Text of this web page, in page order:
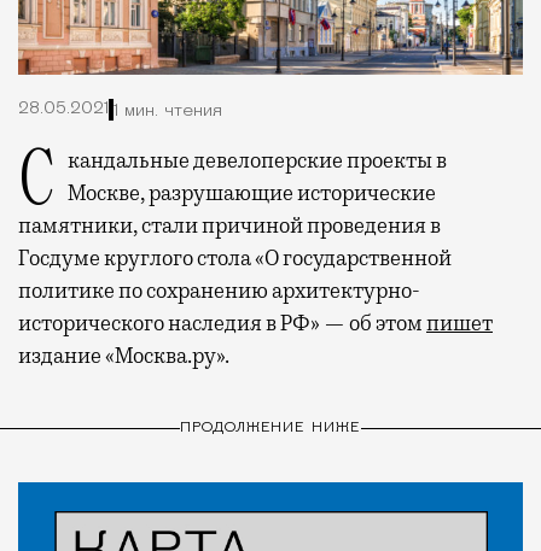
28.05.2021 1 мин. чтения
Скандальные девелоперские проекты в Москве, разрушающие исторические
памятники, стали причиной проведения в
Госдуме круглого стола «О государственной
политике по сохранению архитектурно-
исторического наследия в РФ» — об этомпишет
издание «Москва.ру».
ПРОДОЛЖЕНИЕ НИЖЕ